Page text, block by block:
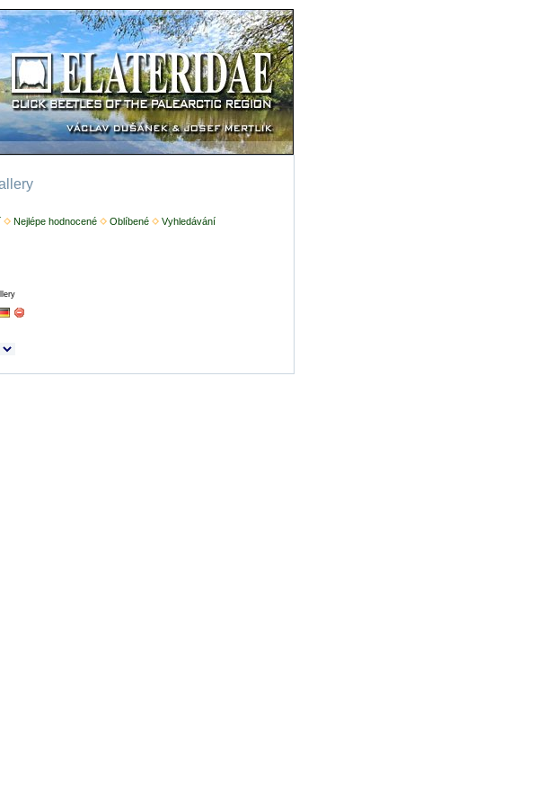
Nejlépe hodnocené Oblíbené Vyhledávání